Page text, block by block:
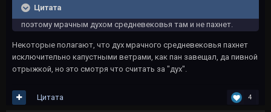
Цитата
поэтому мрачным духом средневековья там и не пахнет.
Некоторые полагают, что дух мрачного средневековья пахнет
исключительно капустными ветрами, как пан завещал, да пивной
отрыжкой, но это смотря что считать за "дух".
4
Цитата